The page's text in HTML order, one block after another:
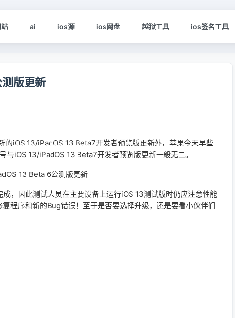
ai ios源 ios网盘 越狱工具 ios签名工具
版更新
iOS 13/iPadOS 13 Beta7开发者预览版更新外，苹果今天早些
iOS 13/iPadOS 13 Beta7开发者预览版更新一般无二。
因此测试人员在主要设备上运行iOS 13测试版时仍应注意性能
程序和新的Bug错误！至于是否要选择升级，还是要看小伙伴们